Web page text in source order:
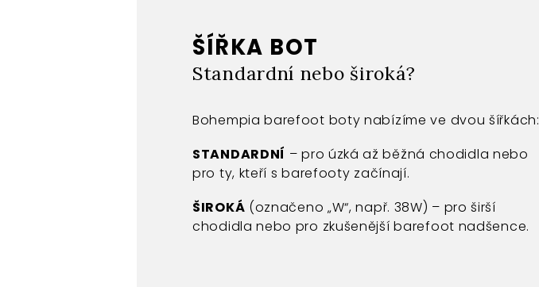
ŠÍŘKA BOT
Standardní nebo široká?
Bohempia barefoot boty nabízíme ve dvou šířkách:
STANDARDNÍ – pro úzká až běžná chodidla nebo
pro ty, kteří s barefooty začínají.
ŠIROKÁ (označeno „W“, např. 38W) – pro širší
chodidla nebo pro zkušenější barefoot nadšence.